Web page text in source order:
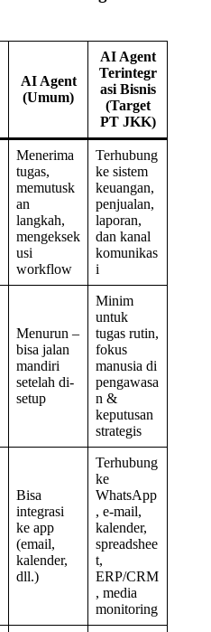
AI Agent
(Umum)
AI Agent
Terintegr
asi Bisnis
(Target
PT JKK)
Menerima
tugas,
memutusk
an
langkah,
mengeksek
usi
workflow
Terhubung
ke sistem
keuangan,
penjualan,
laporan,
dan kanal
komunikas
i
Menurun –
bisa jalan
mandiri
setelah di-
setup
Minim
untuk
tugas rutin,
fokus
manusia di
pengawasa
n &
keputusan
strategis
Bisa
integrasi
ke app
(email,
kalender,
dll.)
Terhubung
ke
WhatsApp
, e-mail,
kalender,
spreadshee
t,
ERP/CRM
, media
monitoring